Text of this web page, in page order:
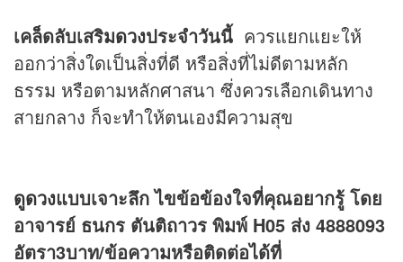
เคล็ดลับเสริมดวงประจำวันนี้ ควรแยกแยะให้
ออกว่าสิ่งใดเป็นสิ่งที่ดี หรือสิ่งที่ไม่ดีตามหลัก
ธรรม หรือตามหลักศาสนา ซึ่งควรเลือกเดินทาง
สายกลาง ก็จะทำให้ตนเองมีความสุข
ดูดวงแบบเจาะลึก ไขข้อข้องใจที่คุณอยากรู้ โดย
อาจารย์ ธนกร ตันติถาวร พิมพ์ H05 ส่ง 4888093
อัตรา3บาท/ข้อความหรือติดต่อได้ที่